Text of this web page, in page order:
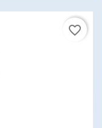
favorite_border